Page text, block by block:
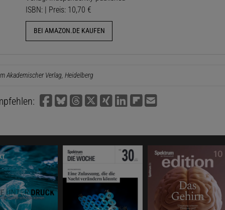
ISBN: | Preis: 10,70 €
BEI AMAZON.DE KAUFEN
Akademischer Verlag, Heidelberg